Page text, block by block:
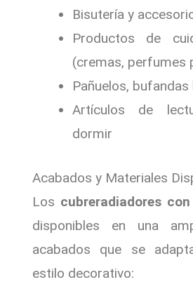
Bisutería y
Productos de
(cremas, perfumes
Pañuelos, bufandas
Artículos de
dormir
Acabados y Materiales
Los cubreradiadores
disponibles en una
acabados que se
estilo decorativo: